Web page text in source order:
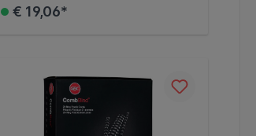
€ 19,06*